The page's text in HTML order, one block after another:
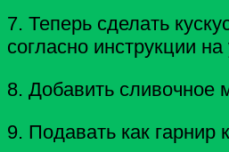
7. Теперь сделать
согласно инструкции на
8. Добавить сливочное
9. Подавать как гарнир